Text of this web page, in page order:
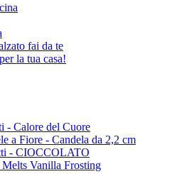
fai da te
la tua casa!
- Calore del Cuore
a Fiore - Candela da 2,2 cm
- CIOCCOLATO
Vanilla Frosting